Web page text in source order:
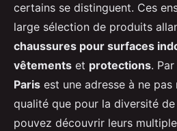
certains se distinguent. Ces
large sélection de produits
chaussures pour surfaces
vêtements et protections.
Paris est une adresse à ne
qualité que pour la diversité
pouvez découvrir leurs